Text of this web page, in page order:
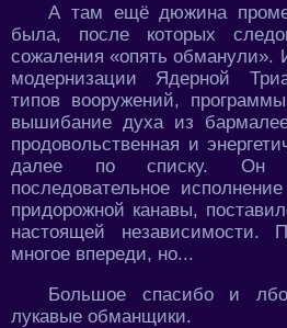
А там ещё дюжина
была, после которых
сожаления «опять обманули».
модернизации Ядерной
типов вооружений,
вышибание духа из
продовольственная и
далее по списку. Он
последовательное
придорожной канавы,
настоящей независимости.
многое впереди, но...
Большое спасибо и
лукавые обманщики.